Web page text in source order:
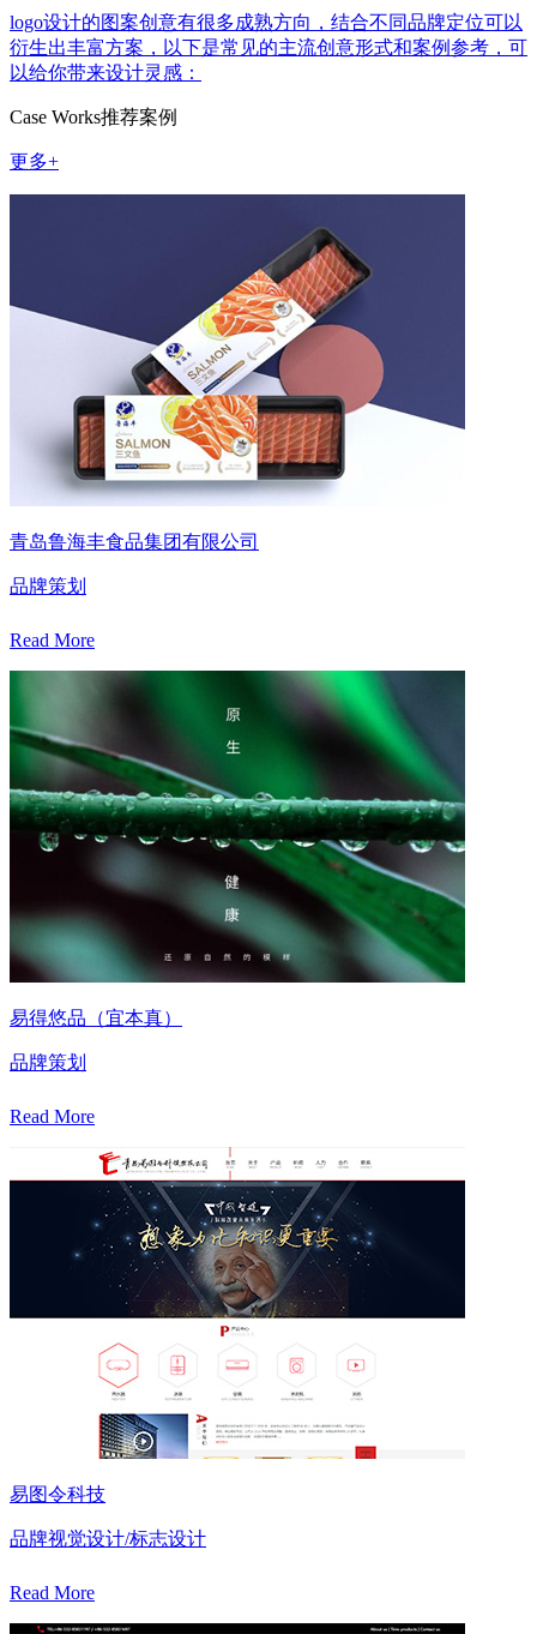
logo设计的图案创意有很多成熟方向，结合不同品牌定位可以
衍生出丰富方案，以下是常见的主流创意形式和案例参考，可
以给你带来设计灵感：
Case Works推荐案例
更多+
青岛鲁海丰食品集团有限公司
品牌策划
Read More
易得悠品（宜本真）
品牌策划
Read More
易图令科技
品牌视觉设计/标志设计
Read More